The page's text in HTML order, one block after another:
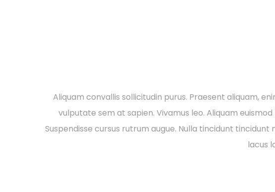
Aliquam convallis sollicitudin purus. Praesent aliquam,
vulputate sem at sapien. Vivamus leo. Aliquam
Suspendisse cursus rutrum augue. Nulla tincidunt
lacus